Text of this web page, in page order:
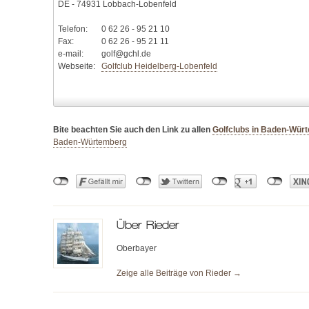
DE - 74931 Lobbach-Lobenfeld
Telefon:
0 62 26 - 95 21 10
Fax:
0 62 26 - 95 21 11
e-mail:
golf@gchl.de
Webseite:
Golfclub Heidelberg-Lobenfeld
Bite beachten Sie auch den Link zu allen Golfclubs in Baden-
Baden-Würtemberg
Über Rieder
Oberbayer
Zeige alle Beiträge von Rieder →